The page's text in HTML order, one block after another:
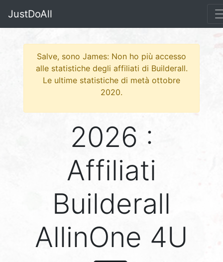
JustDoAll
Salve, sono James: Non ho più accesso
alle statistiche degli affiliati di Builderall.
Le ultime statistiche di metà ottobre
2020.
2026 :
Affiliati
Builderall
AllinOne 4U